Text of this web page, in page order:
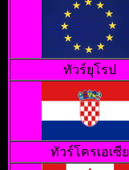
ทัวร์ยุโรป
ทัวร์โครเอเซีย